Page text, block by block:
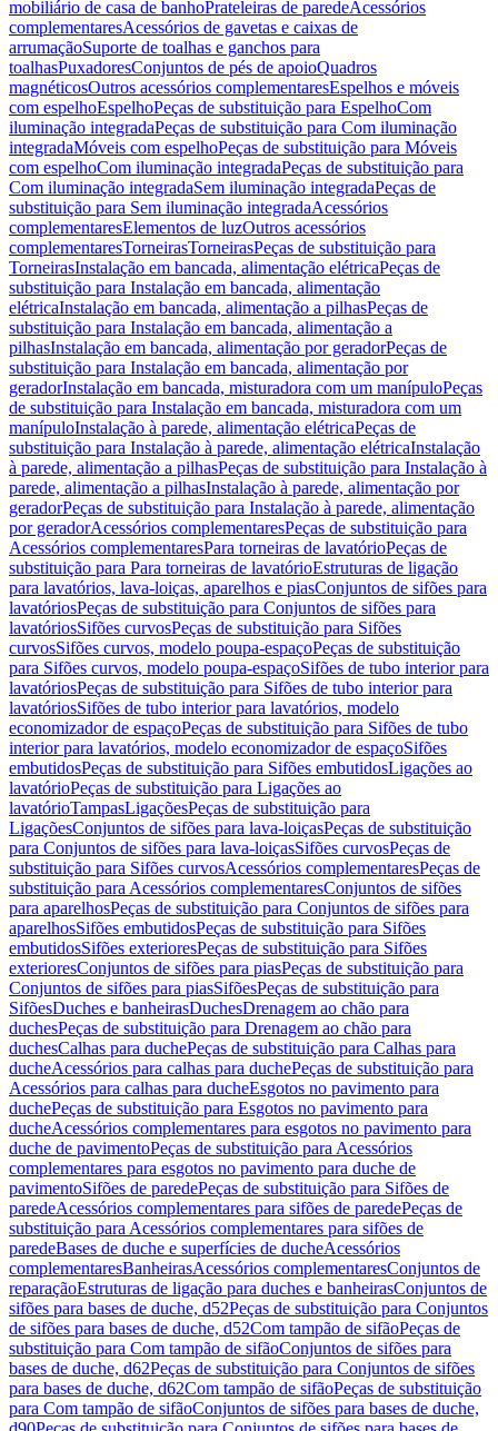
mobiliário de casa de banhoPrateleiras de paredeAcessórios
complementaresAcessórios de gavetas e caixas de
arrumaçãoSuporte de toalhas e ganchos para
toalhasPuxadoresConjuntos de pés de apoioQuadros
magnéticosOutros acessórios complementaresEspelhos e móveis
com espelhoEspelhoPeças de substituição para EspelhoCom
iluminação integradaPeças de substituição para Com iluminação
integradaMóveis com espelhoPeças de substituição para Móveis
com espelhoCom iluminação integradaPeças de substituição para
Com iluminação integradaSem iluminação integradaPeças de
substituição para Sem iluminação integradaAcessórios
complementaresElementos de luzOutros acessórios
complementaresTorneirasTorneirasPeças de substituição para
TorneirasInstalação em bancada, alimentação elétricaPeças de
substituição para Instalação em bancada, alimentação
elétricaInstalação em bancada, alimentação a pilhasPeças de
substituição para Instalação em bancada, alimentação a
pilhasInstalação em bancada, alimentação por geradorPeças de
substituição para Instalação em bancada, alimentação por
geradorInstalação em bancada, misturadora com um manípuloPeças
de substituição para Instalação em bancada, misturadora com um
manípuloInstalação à parede, alimentação elétricaPeças de
substituição para Instalação à parede, alimentação elétricaInstalação
à parede, alimentação a pilhasPeças de substituição para Instalação à
parede, alimentação a pilhasInstalação à parede, alimentação por
geradorPeças de substituição para Instalação à parede, alimentação
por geradorAcessórios complementaresPeças de substituição para
Acessórios complementaresPara torneiras de lavatórioPeças de
substituição para Para torneiras de lavatórioEstruturas de ligação
para lavatórios, lava-loiças, aparelhos e piasConjuntos de sifões para
lavatóriosPeças de substituição para Conjuntos de sifões para
lavatóriosSifões curvosPeças de substituição para Sifões
curvosSifões curvos, modelo poupa-espaçoPeças de substituição
para Sifões curvos, modelo poupa-espaçoSifões de tubo interior para
lavatóriosPeças de substituição para Sifões de tubo interior para
lavatóriosSifões de tubo interior para lavatórios, modelo
economizador de espaçoPeças de substituição para Sifões de tubo
interior para lavatórios, modelo economizador de espaçoSifões
embutidosPeças de substituição para Sifões embutidosLigações ao
lavatórioPeças de substituição para Ligações ao
lavatórioTampasLigaçõesPeças de substituição para
LigaçõesConjuntos de sifões para lava-loiçasPeças de substituição
para Conjuntos de sifões para lava-loiçasSifões curvosPeças de
substituição para Sifões curvosAcessórios complementaresPeças de
substituição para Acessórios complementaresConjuntos de sifões
para aparelhosPeças de substituição para Conjuntos de sifões para
aparelhosSifões embutidosPeças de substituição para Sifões
embutidosSifões exterioresPeças de substituição para Sifões
exterioresConjuntos de sifões para piasPeças de substituição para
Conjuntos de sifões para piasSifõesPeças de substituição para
SifõesDuches e banheirasDuchesDrenagem ao chão para
duchesPeças de substituição para Drenagem ao chão para
duchesCalhas para duchePeças de substituição para Calhas para
ducheAcessórios para calhas para duchePeças de substituição para
Acessórios para calhas para ducheEsgotos no pavimento para
duchePeças de substituição para Esgotos no pavimento para
ducheAcessórios complementares para esgotos no pavimento para
duche de pavimentoPeças de substituição para Acessórios
complementares para esgotos no pavimento para duche de
pavimentoSifões de paredePeças de substituição para Sifões de
paredeAcessórios complementares para sifões de paredePeças de
substituição para Acessórios complementares para sifões de
paredeBases de duche e superfícies de ducheAcessórios
complementaresBanheirasAcessórios complementaresConjuntos de
reparaçãoEstruturas de ligação para duches e banheirasConjuntos de
sifões para bases de duche, d52Peças de substituição para Conjuntos
de sifões para bases de duche, d52Com tampão de sifãoPeças de
substituição para Com tampão de sifãoConjuntos de sifões para
bases de duche, d62Peças de substituição para Conjuntos de sifões
para bases de duche, d62Com tampão de sifãoPeças de substituição
para Com tampão de sifãoConjuntos de sifões para bases de duche,